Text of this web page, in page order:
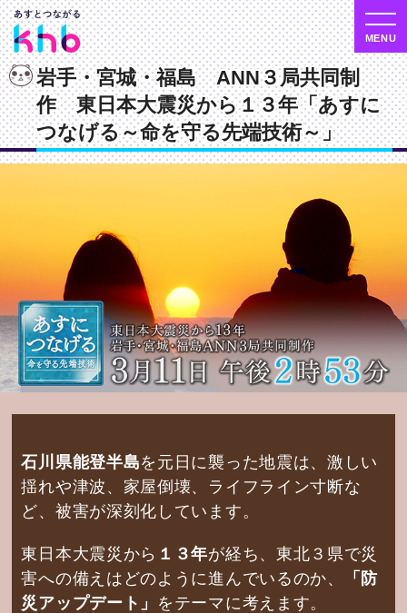
岩手・宮城・福島 ANN３局共同制
作 東日本大震災から１３年「あすに
つなげる～命を守る先端技術～」
石川県能登半島を元日に襲った地震は、激しい
揺れや津波、家屋倒壊、ライフライン寸断な
ど、被害が深刻化しています。
東日本大震災から １３年が経ち、 東北３県で災
害への備えはどのように進んでいるのか、
「防
災アップデート」 をテーマに考えます。